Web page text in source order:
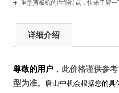
重型剪板机的性能特点，快来了解一
详细介绍
尊敬的用户 ， 此价格谨供参
型为准。
唐山中机会根据您的具